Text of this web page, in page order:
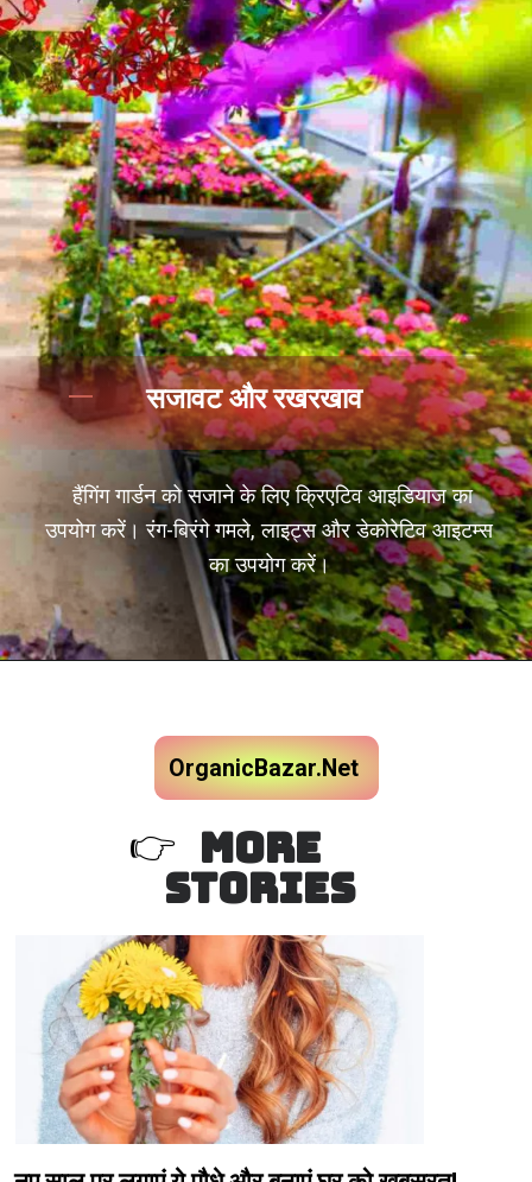
हैंगिंग गार्डन को सजाने के लिए क्रिएटिव आइडियाज का
उपयोग करें। रंग-बिरंगे गमले, लाइट्स और डेकोरेटिव आइटम्स
का उपयोग करें।
सजावट और रखरखाव
MORE
STORIES
OrganicBazar.Net
👉